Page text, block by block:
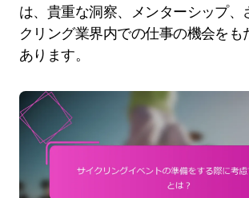
は、貴重な洞察、メンターシップ、
クリング業界内での仕事の機会をも
あります。